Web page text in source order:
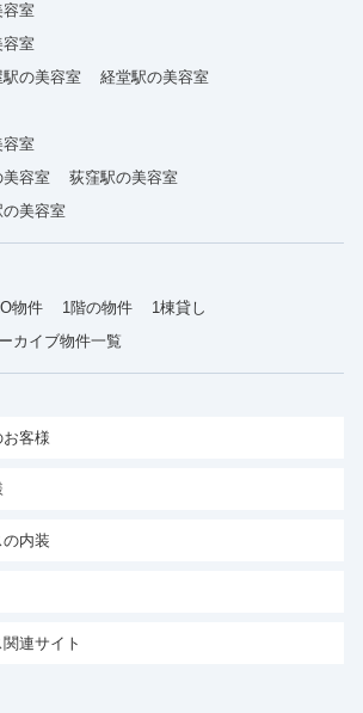
容室
室
の美容室
経堂駅の美容室
室
容室
荻窪駅の美容室
美容室
物件 1階の物件
1棟貸し
カイブ物件一覧
客様
選ばれる理由
ビュー
コラム
ービス
賃料を予測
内装
ある質問
連サイト